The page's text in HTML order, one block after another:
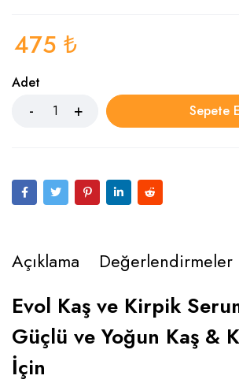
475 ₺
Adet
Sepete
Açıklama Değerlendirmeler
Evol Kaş ve Kirpik
Güçlü ve Yoğun Kaş &
İçin